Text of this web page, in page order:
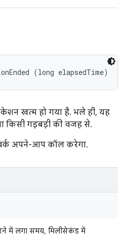
(long elapsedTime)
खत्म हो गया है. भले ही, यह
किसी गड़बड़ी की वजह से.
अपने-आप कॉल करेगा.
में लगा समय, मिलीसेकंड में